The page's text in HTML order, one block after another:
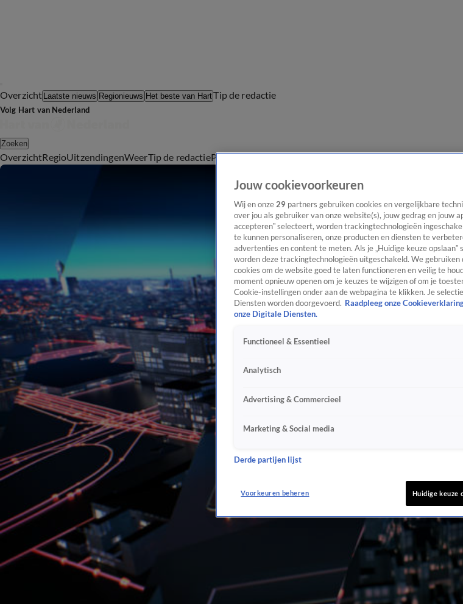
Overzicht Laatste nieuws Regionieuws Het beste van HartTip de redactie
Volg Hart van Nederland
Zoeken
OverzichtRegioUitzendingenWeerTip de redactiePanelVideo's
Jouw cookievoorkeuren
Wij en onze 29 partners gebruiken cookies en vergelijkbare
over jou als gebruiker van onze website(s), jouw gedrag en jouw
accepteren” selecteert, worden trackingtechnologieën
te kunnen personaliseren, onze producten en diensten te
advertenties en content te meten. Als je „Huidige keuze
worden deze trackingtechnologieën uitgeschakeld. We
cookies om de website goed te laten functioneren en veilig te
moment opnieuw openen om je keuzes te wijzigen of om je
Cookie-instellingen onder aan de webpagina te klikken. Je
Diensten worden doorgevoerd. Raadpleeg onze
onze Digitale Diensten.
Functioneel & Essentieel
Analytisch
Advertising & Commercieel
Marketing & Social media
Derde partijen lijst
Voorkeuren beheren Huidige keuze